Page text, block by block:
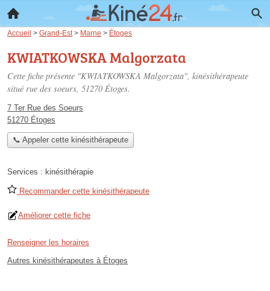
Accueil > Grand-Est > Marne > Étoges
KWIATKOWSKA Malgorzata
Cette fiche présente "KWIATKOWSKA Malgorzata", kinésithérapeute
situé rue des soeurs, 51270 Étoges.
7 Ter Rue des Soeurs
51270 Étoges
📞 Appeler cette kinésithérapeute
Services : kinésithérapie
Recommander cette kinésithérapeute
Améliorer cette fiche
Renseigner les horaires
Autres kinésithérapeutes à Étoges